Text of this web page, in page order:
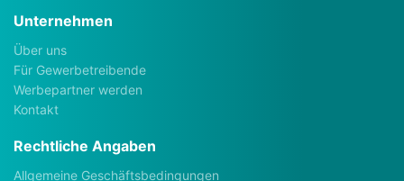
Unternehmen
Über uns
Für Gewerbetreibende
Werbepartner werden
Kontakt
Rechtliche Angaben
Allgemeine Geschäftsbedingungen